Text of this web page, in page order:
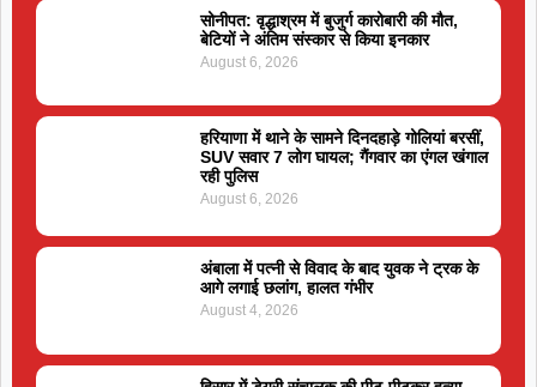
सोनीपत: वृद्धाश्रम में बुजुर्ग कारोबारी की मौत,
बेटियों ने अंतिम संस्कार से किया इनकार
August 6, 2026
हरियाणा में थाने के सामने दिनदहाड़े गोलियां बरसीं,
SUV सवार 7 लोग घायल; गैंगवार का एंगल खंगाल
रही पुलिस
August 6, 2026
अंबाला में पत्नी से विवाद के बाद युवक ने ट्रक के
आगे लगाई छलांग, हालत गंभीर
August 4, 2026